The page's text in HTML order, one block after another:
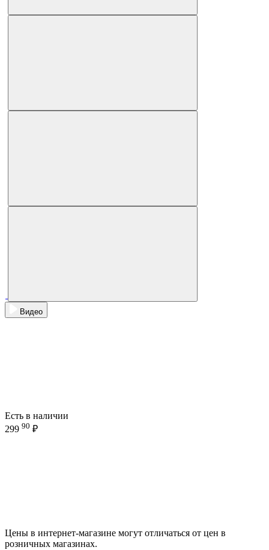
Видео
Есть в наличии
299 90 ₽
Цены в интернет-магазине могут отличаться от цен в
розничных магазинах.